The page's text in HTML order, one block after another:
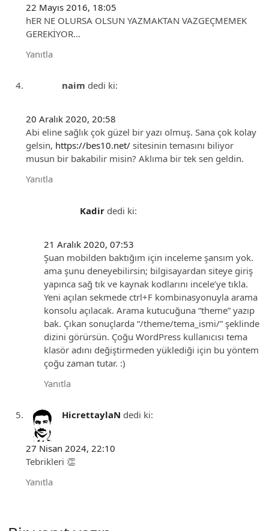
22 Mayıs 2016, 18:05
hER NE OLURSA OLSUN YAZMAKTAN VAZGEÇMEMEK
GEREKİYOR…
Yanıtla
naim dedi ki:
20 Aralık 2020, 20:58
Abi eline sağlık çok güzel bir yazı olmuş. Sana çok kolay
gelsin, https://bes10.net/ sitesinin temasını biliyor
musun bir bakabilir misin? Aklıma bir tek sen geldin.
Yanıtla
Kadir dedi ki:
21 Aralık 2020, 07:53
Şuan mobilden baktığım için inceleme şansım yok.
ama şunu deneyebilirsin; bilgisayardan siteye giriş
yapınca sağ tık ve kaynak kodlarını incele’ye tıkla.
Yeni açılan sekmede ctrl+F kombinasyonuyla arama
konsolu açılacak. Arama kutucuğuna “theme” yazıp
bak. Çıkan sonuçlarda “/theme/tema_ismi/” şeklinde
dizini görürsün. Çoğu WordPress kullanıcısı tema
klasör adını değiştirmeden yüklediği için bu yöntem
çoğu zaman tutar. :)
Yanıtla
HicrettaylaN dedi ki:
27 Nisan 2024, 22:10
Tebrikleri 👏
Yanıtla